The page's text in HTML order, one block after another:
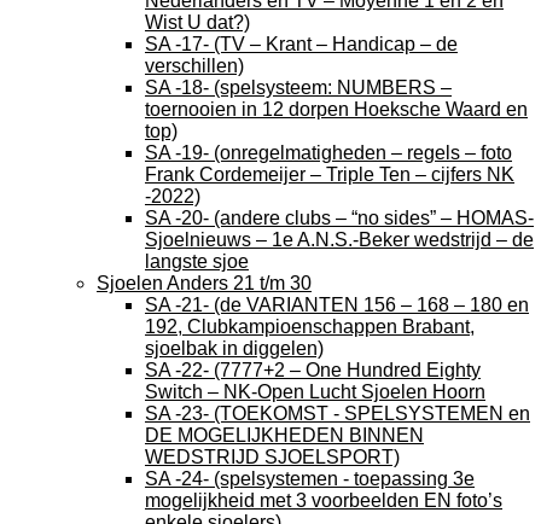
Wist U dat?)
SA -17- (TV – Krant – Handicap – de
verschillen)
SA -18- (spelsysteem: NUMBERS –
toernooien in 12 dorpen Hoeksche Waard en
top)
SA -19- (onregelmatigheden – regels – foto
Frank Cordemeijer – Triple Ten – cijfers NK
-2022)
SA -20- (andere clubs – “no sides” – HOMAS-
Sjoelnieuws – 1e A.N.S.-Beker wedstrijd – de
langste sjoe
Sjoelen Anders 21 t/m 30
SA -21- (de VARIANTEN 156 – 168 – 180 en
192, Clubkampioenschappen Brabant,
sjoelbak in diggelen)
SA -22- (7777+2 – One Hundred Eighty
Switch – NK-Open Lucht Sjoelen Hoorn
SA -23- (TOEKOMST - SPELSYSTEMEN en
DE MOGELIJKHEDEN BINNEN
WEDSTRIJD SJOELSPORT)
SA -24- (spelsystemen - toepassing 3e
mogelijkheid met 3 voorbeelden EN foto’s